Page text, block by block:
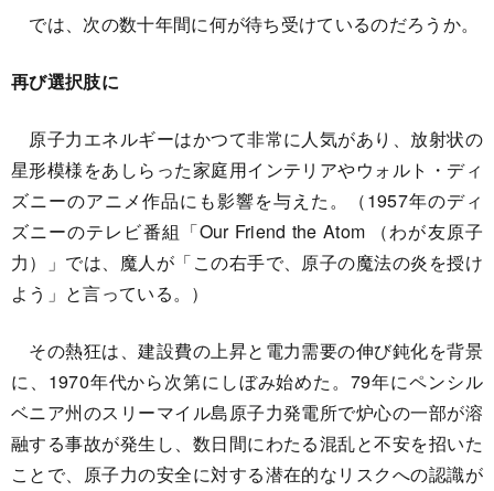
では、次の数十年間に何が待ち受けているのだろうか。
再び選択肢に
原子力エネルギーはかつて非常に人気があり、放射状の
星形模様をあしらった家庭用インテリアやウォルト・ディ
ズニーのアニメ作品にも影響を与えた。（1957年のディ
ズニーのテレビ番組「Our Friend the Atom （わが友原子
力）」では、魔人が「この右手で、原子の魔法の炎を授け
よう」と言っている。）
その熱狂は、建設費の上昇と電力需要の伸び鈍化を背景
に、1970年代から次第にしぼみ始めた。79年にペンシル
ベニア州のスリーマイル島原子力発電所で炉心の一部が溶
融する事故が発生し、数日間にわたる混乱と不安を招いた
ことで、原子力の安全に対する潜在的なリスクへの認識が